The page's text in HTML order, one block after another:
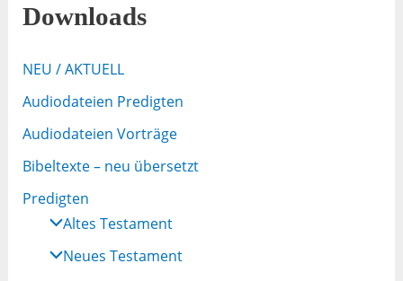
Downloads
NEU / AKTUELL
Audiodateien Predigten
Audiodateien Vorträge
Bibeltexte – neu übersetzt
Predigten
Altes Testament
Neues Testament